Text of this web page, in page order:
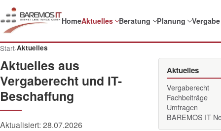
HomeAktuelles Beratung Planung Vergabe
Start·Aktuelles
Aktuelles aus
Vergaberecht und IT-
Beschaffung
Aktualisiert: 28.07.2026
Aktuelles
Vergaberecht
Fachbeiträge
Umfragen
BAREMOS IT